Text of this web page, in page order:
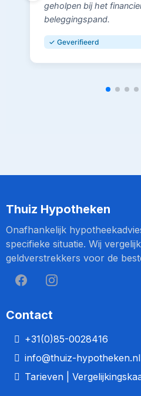
geholpen bij het
beleggingspand.
✓ Geverifieerd
Thuiz Hypotheken
Onafhankelijk
specifieke situatie. Wij
geldverstrekkers voor de
Contact
+31(0)85-0028416
info@thuiz-hypotheken.nl
Tarieven |